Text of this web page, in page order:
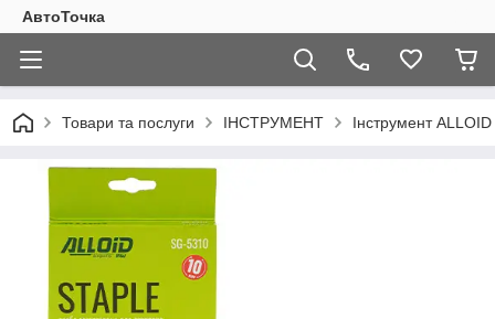
АвтоТочка
Товари та послуги ІНСТРУМЕНТ Інструмент